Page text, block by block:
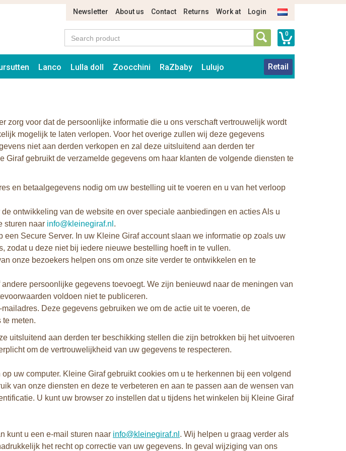
Newsletter About us Contact Returns Work at Login
0
Lanco Lulla doll Zoocchini RaZbaby Lulujo Retail
zorg voor dat de persoonlijke informatie die u ons verschaft vertrouwelijk wordt
mogelijk te laten verlopen. Voor het overige zullen wij deze gegevens
niet aan derden verkopen en zal deze uitsluitend aan derden ter
gebruikt de verzamelde gegevens om haar klanten de volgende diensten te
en betaalgegevens nodig om uw bestelling uit te voeren en u van het verloop
ontwikkeling van de website en over speciale aanbiedingen en acties Als u
sturen naar info@kleinegiraf.nl .
Secure Server. In uw Kleine Giraf account slaan we informatie op zoals uw
zodat u deze niet bij iedere nieuwe bestelling hoeft in te vullen.
onze bezoekers helpen ons om onze site verder te ontwikkelen en te
persoonlijke gegevens toevoegt. We zijn benieuwd naar de meningen van
voldoen niet te publiceren.
Deze gegevens gebruiken we om de actie uit te voeren, de
meten.
uitsluitend aan derden ter beschikking stellen die zijn betrokken bij het uitvoeren
om de vertrouwelijkheid van uw gegevens te respecteren.
uw computer. Kleine Giraf gebruikt cookies om u te herkennen bij een volgend
van onze diensten en deze te verbeteren en aan te passen aan de wensen van
U kunt uw browser zo instellen dat u tijdens het winkelen bij Kleine Giraf
kunt u een e-mail sturen naar info@kleinegiraf.nl . Wij helpen u graag verder als
het recht op correctie van uw gegevens. In geval wijziging van ons